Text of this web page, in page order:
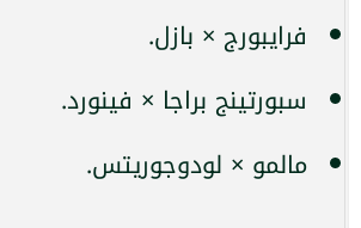
فرايبورج × بازل.
سبورتينج براجا × فينورد.
مالمو × لودوجوريتس.